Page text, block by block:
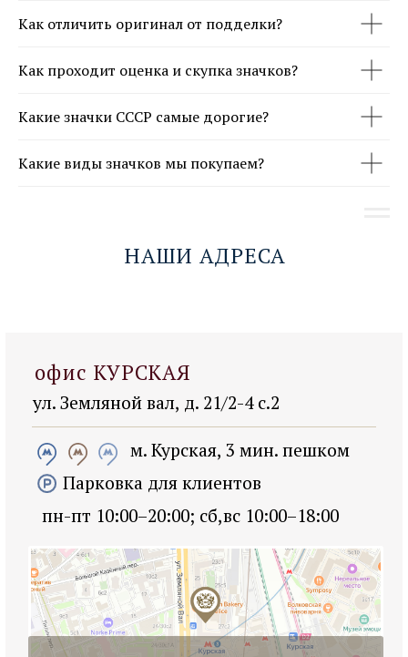
Как отличить оригинал от подделки?
Как проходит оценка и скупка значков?
Какие значки СССР самые дорогие?
Какие виды значков мы покупаем?
НАШИ АДРЕСА